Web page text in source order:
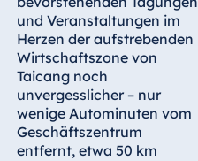
Hotel Frankfurt
Hotel am
Schlossgarten
Fulda
Airport Hotel
Hannover
und Veranstaltungen im
Herzen der aufstrebenden
Wirtschaftszone von
Taicang noch
unvergesslicher – nur
wenige Autominuten vom
Geschäftszentrum
entfernt, etwa 50 km